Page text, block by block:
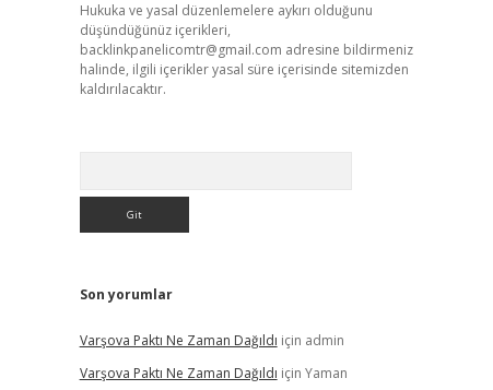
Hukuka ve yasal düzenlemelere aykırı olduğunu
düşündüğünüz içerikleri,
backlinkpanelicomtr@gmail.com adresine bildirmeniz
halinde, ilgili içerikler yasal süre içerisinde sitemizden
kaldırılacaktır.
Son yorumlar
Varşova Paktı Ne Zaman Dağıldı için admin
Varşova Paktı Ne Zaman Dağıldı için Yaman